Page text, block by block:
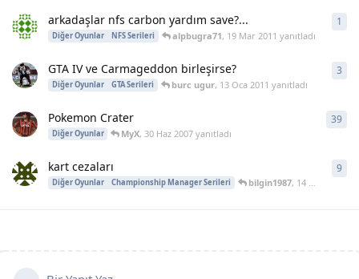
arkadaşlar nfs carbon yardım save?...
Diğer Oyunlar NFS Serileri alpbugra71, 19 Mar 2011 yanıtladı
1
GTA IV ve Carmageddon birleşirse?
Diğer Oyunlar GTA Serileri burc ugur, 13 Oca 2011 yanıtladı
3
Pokemon Crater
Diğer Oyunlar MyX,30 Haz 2007 yanıtladı
39
kart cezaları
Diğer Oyunlar Championship Manager Serileri bilgin1987, 14 Tem 2004
9